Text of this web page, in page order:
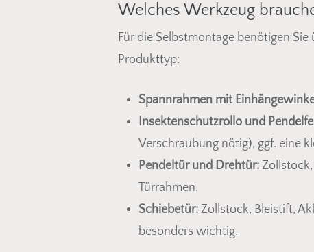
Welches Werkzeug
Für die Selbstmontage benötigen
Produkttyp:
Spannrahmen mit
Insektenschutzrollo und
Verschraubung nötig), ggf. eine
Pendeltür und Drehtür:
Türrahmen.
Schiebetür: Zollstock, Bleistift,
besonders wichtig.